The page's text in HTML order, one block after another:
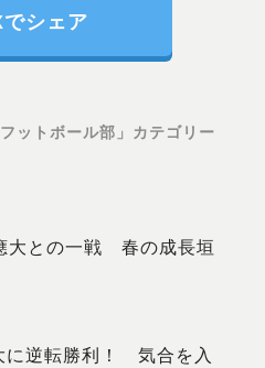
でシェア
ットボール部」カテゴリー
大との一戦 春の成長垣
に逆転勝利！ 気合を入